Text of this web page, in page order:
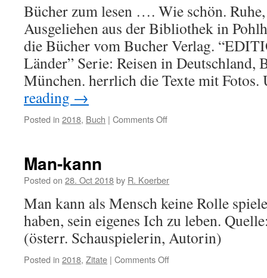
Bücher zum lesen …. Wie schön.
Ausgeliehen aus der Bibliothek in
die Bücher vom Bucher Verlag.
Länder” Serie: Reisen in Deutschland,
München. herrlich die Texte mit
reading →
Posted in 2018, Buch | Comments Off
Man-kann
Posted on 28. Oct 2018by R. Koerber
Man kann als Mensch keine Rolle
haben, sein eigenes Ich zu leben.
(österr. Schauspielerin, Autorin)
Posted in 2018, Zitate | Comments Off